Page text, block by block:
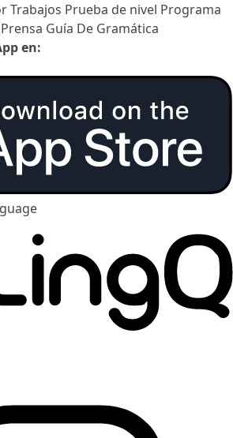
Trabajos Prueba de nivel Programa
Guía De Gramática
en: